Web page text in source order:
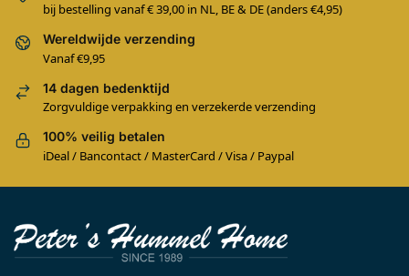
bij bestelling vanaf € 39,00 in NL, BE & DE (anders €4,95)
Wereldwijde verzending
Vanaf €9,95
14 dagen bedenktijd
Zorgvuldige verpakking en verzekerde verzending
100% veilig betalen
iDeal / Bancontact / MasterCard / Visa / Paypal